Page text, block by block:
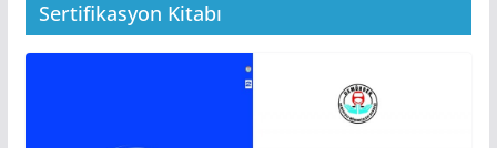
Sertifikasyon Kitabı